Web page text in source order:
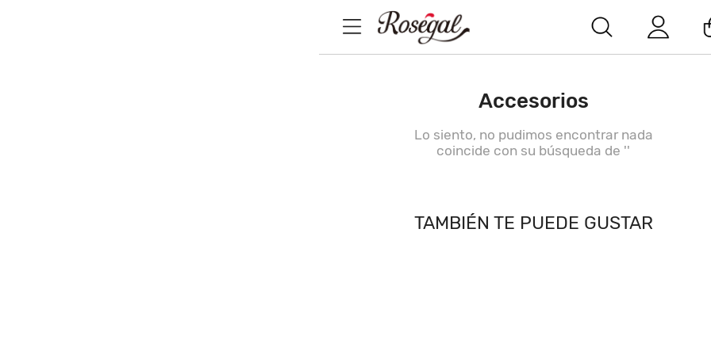
Accesorios
Lo siento, no pudimos encontrar nada
coincide con su búsqueda de ''
TAMBIÉN TE PUEDE GUSTAR